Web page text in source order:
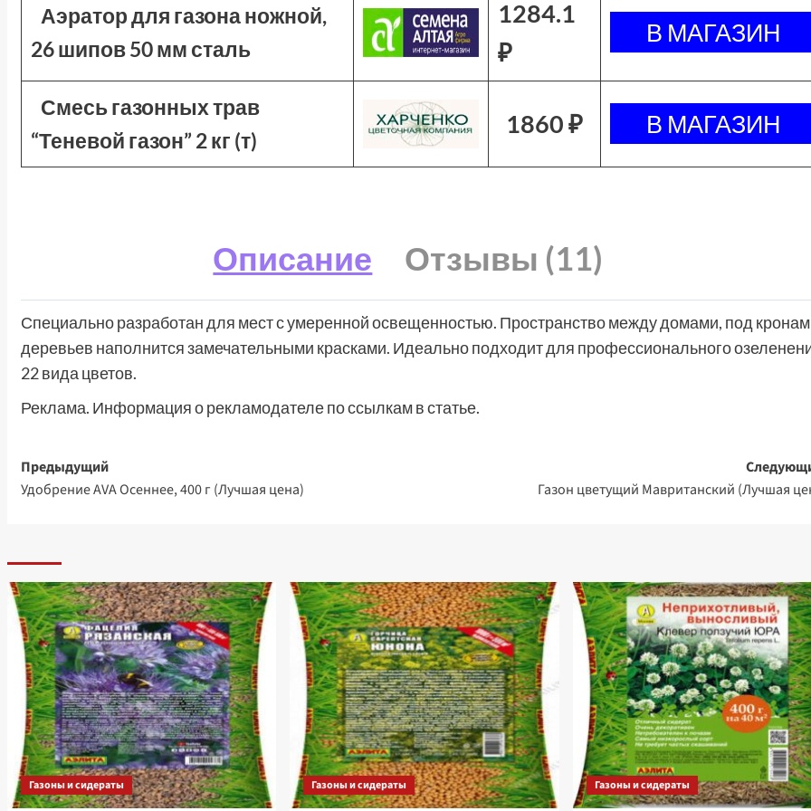
Аэратор для газона ножной,
26 шипов 50 мм сталь
1284.1
₽
Смесь газонных трав
“Теневой газон” 2 кг (т)
1860 ₽
Описание Отзывы (11)
Специально разработан для мест с умеренной освещенностью. Пространство между домами, под
деревьев наполнится замечательными красками. Идеально подходит для профессионального
22 вида цветов.
Реклама. Информация о рекламодателе по ссылкам в статье.
Навигация
записи
Предыдущий
Удобрение AVA Осеннее, 400 г (Лучшая цена)
Газон цветущий Мавританский (Лучшая
Газоны и сидераты Газоны и сидераты Газоны и сидераты